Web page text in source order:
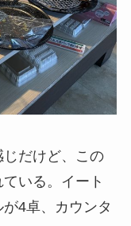
だけど、この
いる。イート
4卓、カウンタ